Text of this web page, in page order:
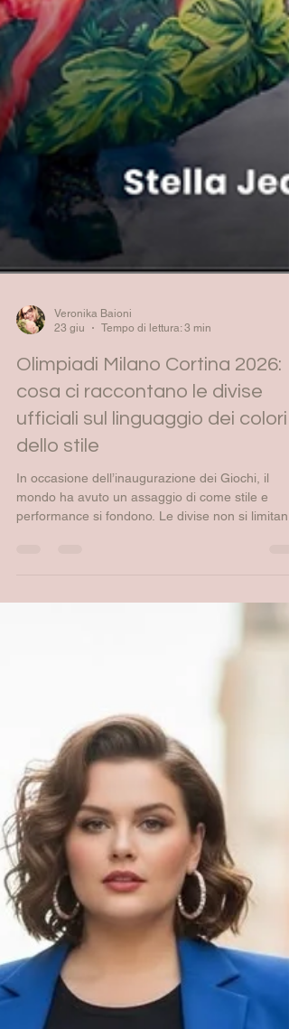
23 giu
Tempo di lettura: 3 min
Olimpiadi Milano Cortina 2026:
cosa ci raccontano le divise
ufficiali sul linguaggio dei colori
dello stile
In occasione dell’inaugurazione dei Giochi, il